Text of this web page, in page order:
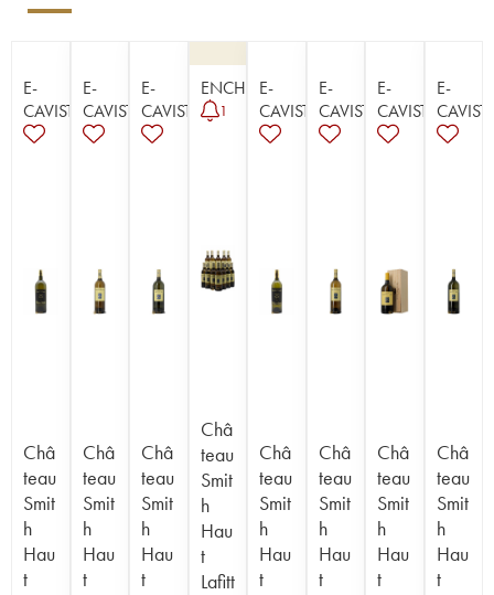
E-
CAVISTE
Châ
teau
Smit
h
Hau
t
E-
CAVISTE
Châ
teau
Smit
h
Hau
t
E-
CAVISTE
Châ
teau
Smit
h
Hau
t
ENCHÈRE
1
Châ
teau
Smit
h
Hau
t
Lafitt
E-
CAVISTE
Châ
teau
Smit
h
Hau
t
E-
CAVISTE
Châ
teau
Smit
h
Hau
t
E-
CAVISTE
Châ
teau
Smit
h
Hau
t
E-
Châ
teau
Smit
h
Hau
t